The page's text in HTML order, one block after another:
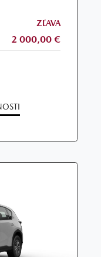
ZĽAVA
2 000,00 €